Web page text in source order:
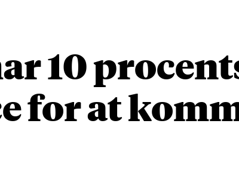
10
for at